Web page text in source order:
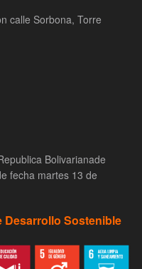
calle Sorbona, Torre
Bolivarianade
fecha martes 13 de
Sostenible